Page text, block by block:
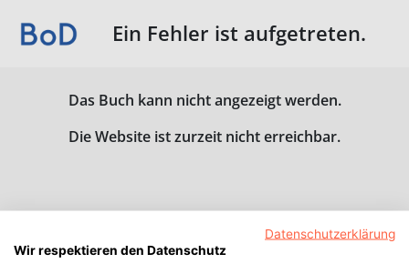
Ein Fehler ist aufgetreten.
Das Buch kann nicht angezeigt werden.
Die Website ist zurzeit nicht erreichbar.
Datenschutzerklärung
Wir respektieren den Datenschutz